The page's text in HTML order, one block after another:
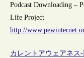
Podcast Downloading –
Life Project
http://
カレントアウェアネス-